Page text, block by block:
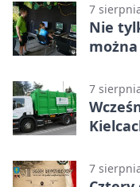
7
Nie
7
7